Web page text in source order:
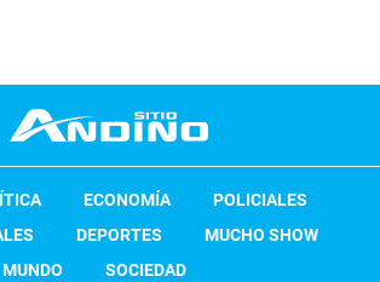
ECONOMÍA
POLICIALES
DEPORTES
MUCHO SHOW
MUNDO SOCIEDAD